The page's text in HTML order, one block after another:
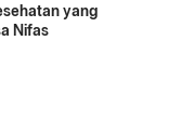
yang
Nifas